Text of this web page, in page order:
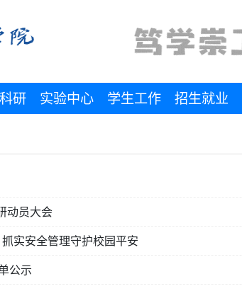
研 实验中心 学生工作 招生就业
动员大会
安全管理守护校园平安
公示